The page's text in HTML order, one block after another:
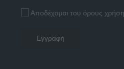
Αποδέχομαι του όρους